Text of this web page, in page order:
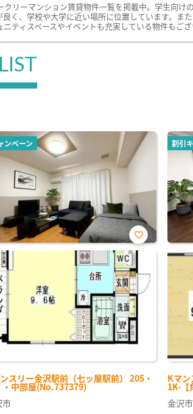
リーマンション賃貸物件一覧を掲載中。学生向
く、学校や大学に近い場所に位置しています。
ティスペースやイベントも充実している物件もござ
ンペーン
スリー金沢駅前（七ッ屋駅前） 205・
・中部屋(No.737379)
お気
に入
り登
録
市
割引
Kマン
1K-【
金沢市